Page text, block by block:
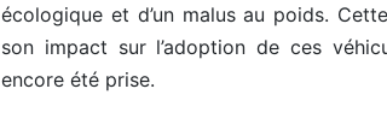
écologique et d’un malus au poids.
son impact sur l’adoption de ces
encore été prise.